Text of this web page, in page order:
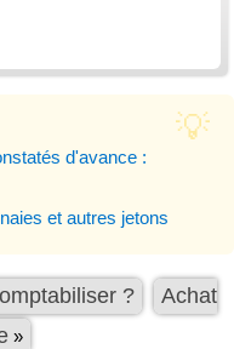
d'avance :
et autres jetons
?
Achat
»